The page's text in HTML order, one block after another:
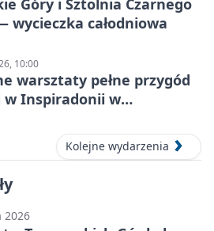
Góry i Sztolnia Czarnego
wycieczka całodniowa
10:00
warsztaty pełne przygód
w Inspiradonii w
Kolejne wydarzenia
2026